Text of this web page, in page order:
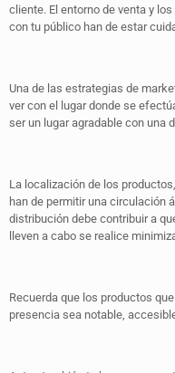
cliente. El entorno de venta y
con tu público han de estar
Una de las estrategias de
ver con el lugar donde se
ser un lugar agradable con una
La localización de los
han de permitir una circulación
distribución debe contribuir a
lleven a cabo se realice
Recuerda que los productos
presencia sea notable,